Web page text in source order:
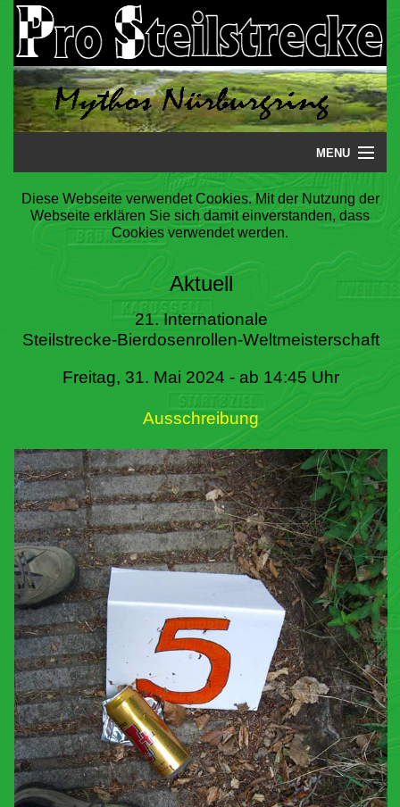
MENU
Startseite
Steilstrecke
Literatur
Termine
Diese Webseite verwendet Cookies. Mit der Nutzung der
Webseite erklären Sie sich damit einverstanden, dass
Cookies verwendet werden.
Aktuell
21. Internationale
Steilstrecke-Bierdosenrollen-Weltmeisterschaft
Freitag, 31. Mai 2024 - ab 14:45 Uhr
Ausschreibung